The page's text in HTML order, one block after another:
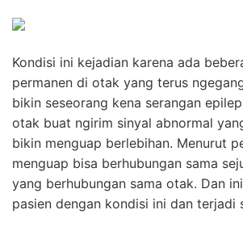
Kondisi ini kejadian karena ada
permanen di otak yang terus
bikin seseorang kena serangan
otak buat ngirim sinyal abnormal
bikin menguap berlebihan. Menurut
menguap bisa berhubungan sama
yang berhubungan sama otak. Dan
pasien dengan kondisi ini dan terjadi